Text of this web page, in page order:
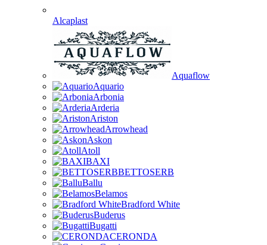
Alcaplast
Aquaflow
Aquario
Arbonia
Arderia
Ariston
Arrowhead
Askon
Atoll
BAXI
BETTOSERB
Ballu
Belamos
Bradford White
Buderus
Bugatti
CERONDA